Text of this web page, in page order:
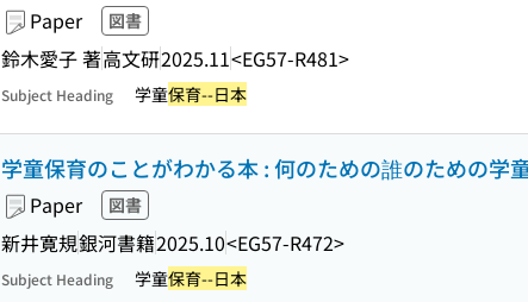
Paper 図書
鈴木愛子 著高文研2025.11<EG57-R481>
Subject Heading 学童保育--日本
学童保育のことがわかる本 : 何のための誰のための学
Paper 図書
新井寛規銀河書籍2025.10<EG57-R472>
Subject Heading 学童保育--日本